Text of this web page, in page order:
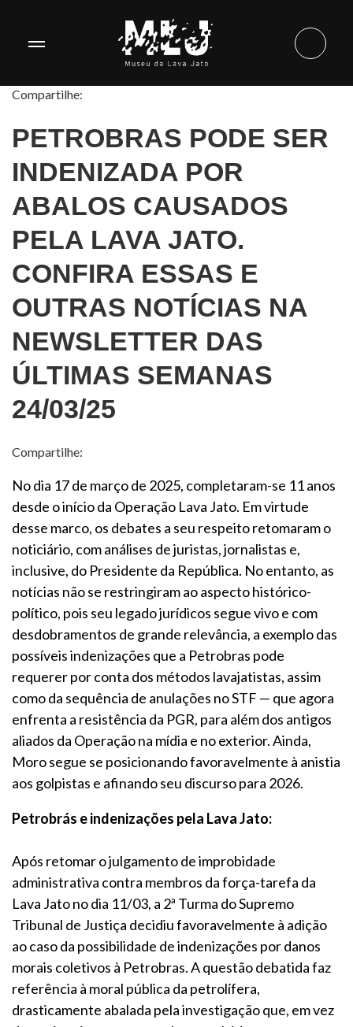
Compartilhe:
PETROBRAS PODE SER
INDENIZADA POR
ABALOS CAUSADOS
PELA LAVA JATO.
CONFIRA ESSAS E
OUTRAS NOTÍCIAS NA
NEWSLETTER DAS
ÚLTIMAS SEMANAS
24/03/25
Compartilhe:
No dia 17 de março de 2025, completaram-se 11 anos
desde o início da Operação Lava Jato. Em virtude
desse marco, os debates a seu respeito retomaram o
noticiário, com análises de juristas, jornalistas e,
inclusive, do Presidente da República. No entanto, as
notícias não se restringiram ao aspecto histórico-
político, pois seu legado jurídicos segue vivo e com
desdobramentos de grande relevância, a exemplo das
possíveis indenizações que a Petrobras pode
requerer por conta dos métodos lavajatistas, assim
como da sequência de anulações no STF — que agora
enfrenta a resistência da PGR, para além dos antigos
aliados da Operação na mídia e no exterior. Ainda,
Moro segue se posicionando favoravelmente à anistia
aos golpistas e afinando seu discurso para 2026.
Petrobrás e indenizações pela Lava Jato:
Após retomar o julgamento de improbidade
administrativa contra membros da força-tarefa da
Lava Jato no dia 11/03, a 2ª Turma do Supremo
Tribunal de Justiça decidiu favoravelmente à adição
ao caso da possibilidade de indenizações por danos
morais coletivos à Petrobras. A questão debatida faz
referência à moral pública da petrolífera,
drasticamente abalada pela investigação que, em vez